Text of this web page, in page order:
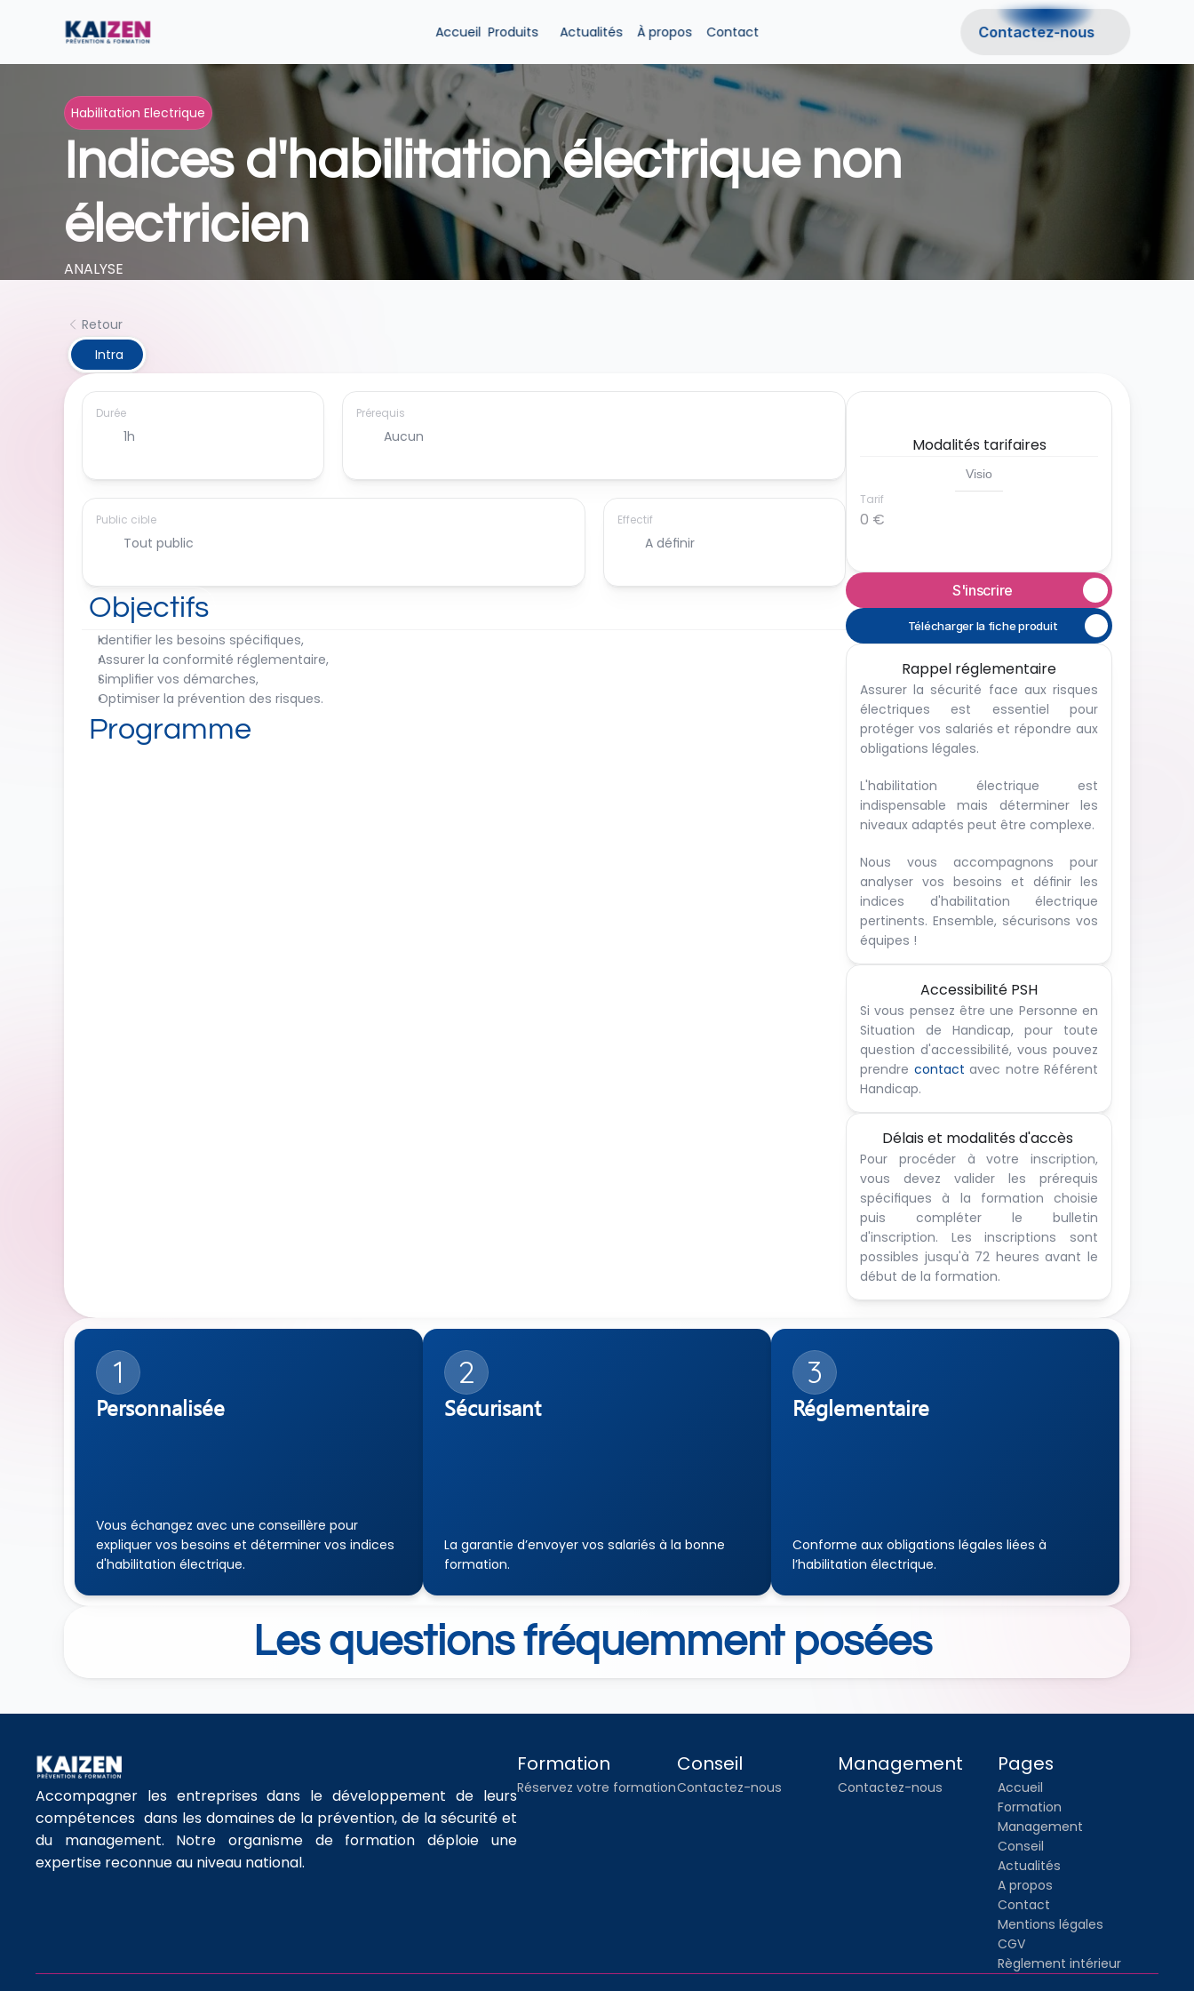
Accueil Produits Actualités À propos Contact Contactez-nous
Habilitation Electrique
Indices d'habilitation électrique non
électricien
ANALYSE
Retour
Intra
Durée
1h
Prérequis
Aucun
Public cible
Tout public
Effectif
A définir
Objectifs
Identifier les besoins spécifiques,
Assurer la conformité réglementaire,
Simplifier vos démarches,
Optimiser la prévention des risques.
Programme
Modalités tarifaires
Visio
Tarif
0 €
S'inscrire
Télécharger la fiche produit
Rappel réglementaire
Assurer la sécurité face aux risques
électriques est essentiel pour
protéger vos salariés et répondre aux
obligations légales.
L'habilitation électrique est
indispensable mais déterminer les
niveaux adaptés peut être complexe.
Nous vous accompagnons pour
analyser vos besoins et définir les
indices d'habilitation électrique
pertinents. Ensemble, sécurisons vos
équipes !
Accessibilité PSH
Si vous pensez être une Personne en
Situation de Handicap, pour toute
question d'accessibilité, vous pouvez
prendre contact avec notre Référent
Handicap.
Délais et modalités d'accès
Pour procéder à votre inscription,
vous devez valider les prérequis
spécifiques à la formation choisie
puis compléter le bulletin
d'inscription. Les inscriptions sont
possibles jusqu'à 72 heures avant le
début de la formation.
1
Personnalisée
Vous échangez avec une conseillère pour
expliquer vos besoins et déterminer vos indices
d'habilitation électrique.
2
Sécurisant
La garantie d’envoyer vos salariés à la bonne
formation.
3
Réglementaire
Conforme aux obligations légales liées à
l’habilitation électrique.
Les questions fréquemment posées
Accompagner les entreprises dans le développement de leurs
compétences  dans les domaines de la prévention, de la sécurité et
du management. Notre organisme de formation déploie une
expertise reconnue au niveau national.
Formation
Réservez votre formation
Conseil
Contactez-nous
Management
Contactez-nous
Pages
Accueil
Formation
Management
Conseil
Actualités
A propos
Contact
Mentions légales
CGV
Règlement intérieur